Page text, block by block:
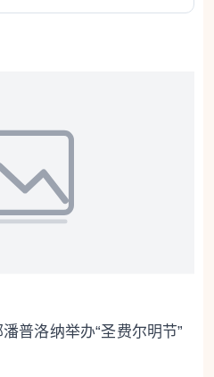
普洛纳举办“圣费尔明节”